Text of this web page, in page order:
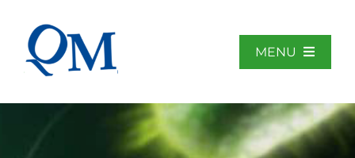
contenu
MENU